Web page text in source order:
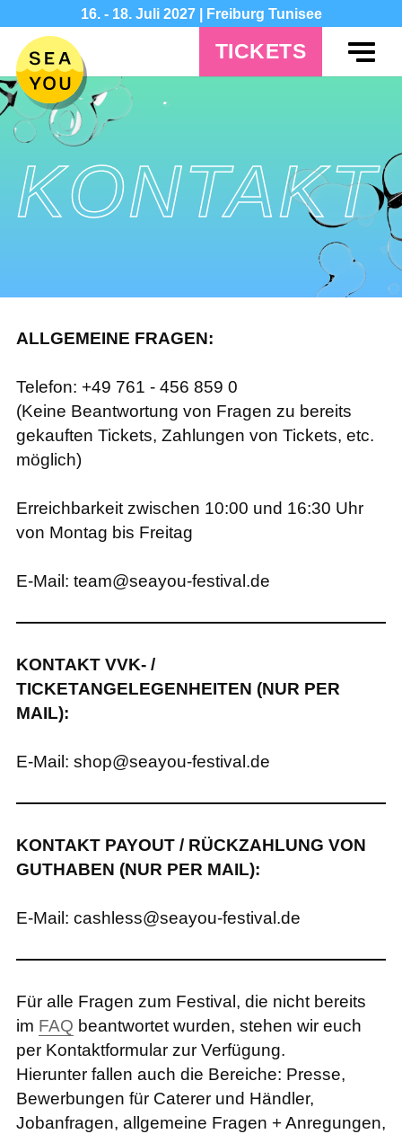
TICKETS
16. - 18. Juli 2027 | Freiburg Tunisee
KONTAKT
ALLGEMEINE FRAGEN:
Telefon: +49 761 - 456 859 0
(Keine Beantwortung von Fragen zu bereits
gekauften Tickets, Zahlungen von Tickets, etc.
möglich)
Erreichbarkeit zwischen 10:00 und 16:30 Uhr
von Montag bis Freitag
E-Mail: team@seayou-festival.de
KONTAKT VVK- /
TICKETANGELEGENHEITEN (NUR PER
MAIL):
E-Mail: shop@seayou-festival.de
KONTAKT PAYOUT / RÜCKZAHLUNG VON
GUTHABEN (NUR PER MAIL):
E-Mail: cashless@seayou-festival.de
Für alle Fragen zum Festival, die nicht bereits
im FAQ beantwortet wurden, stehen wir euch
per Kontaktformular zur Verfügung.
Hierunter fallen auch die Bereiche: Presse,
Bewerbungen für Caterer und Händler,
Jobanfragen, allgemeine Fragen + Anregungen,